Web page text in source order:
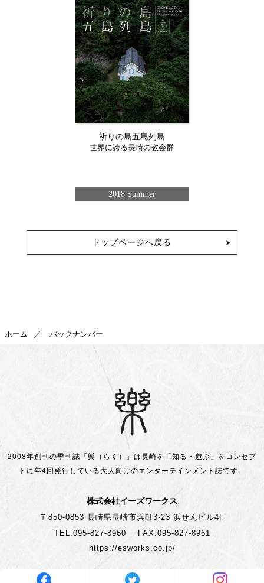
祈りの島五島列島
世界に誇る長崎の教会群
2018 Summer
トップページへ戻る
ホーム バックナンバー
2008年創刊の季刊誌「樂（らく）」は長崎を「知る・遊ぶ」をコンセプ
トに年4回発行している大人向けのエンターテインメント誌です。
株式会社イーズワークス
〒850-0853 長崎県長崎市浜町3-23 浜せんビル4F
TEL.095-827-8960
FAX.095-827-8961
https://esworks.co.jp/
Copyright © 2018 長崎樂｜長崎を知る・遊ぶマガジン.